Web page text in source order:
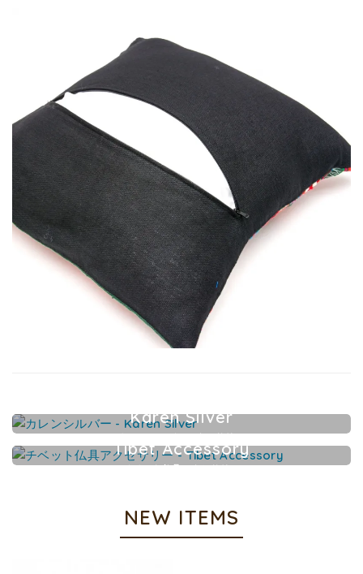
Karen Silver
カレンシルバーアクセサリー
Tibet Accessory
チベット仏具アクセサリー
NEW ITEMS